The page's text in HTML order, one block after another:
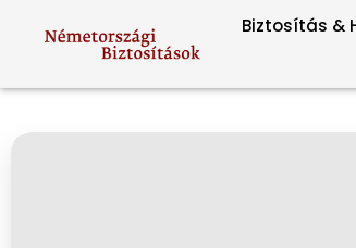
Biztosítás &